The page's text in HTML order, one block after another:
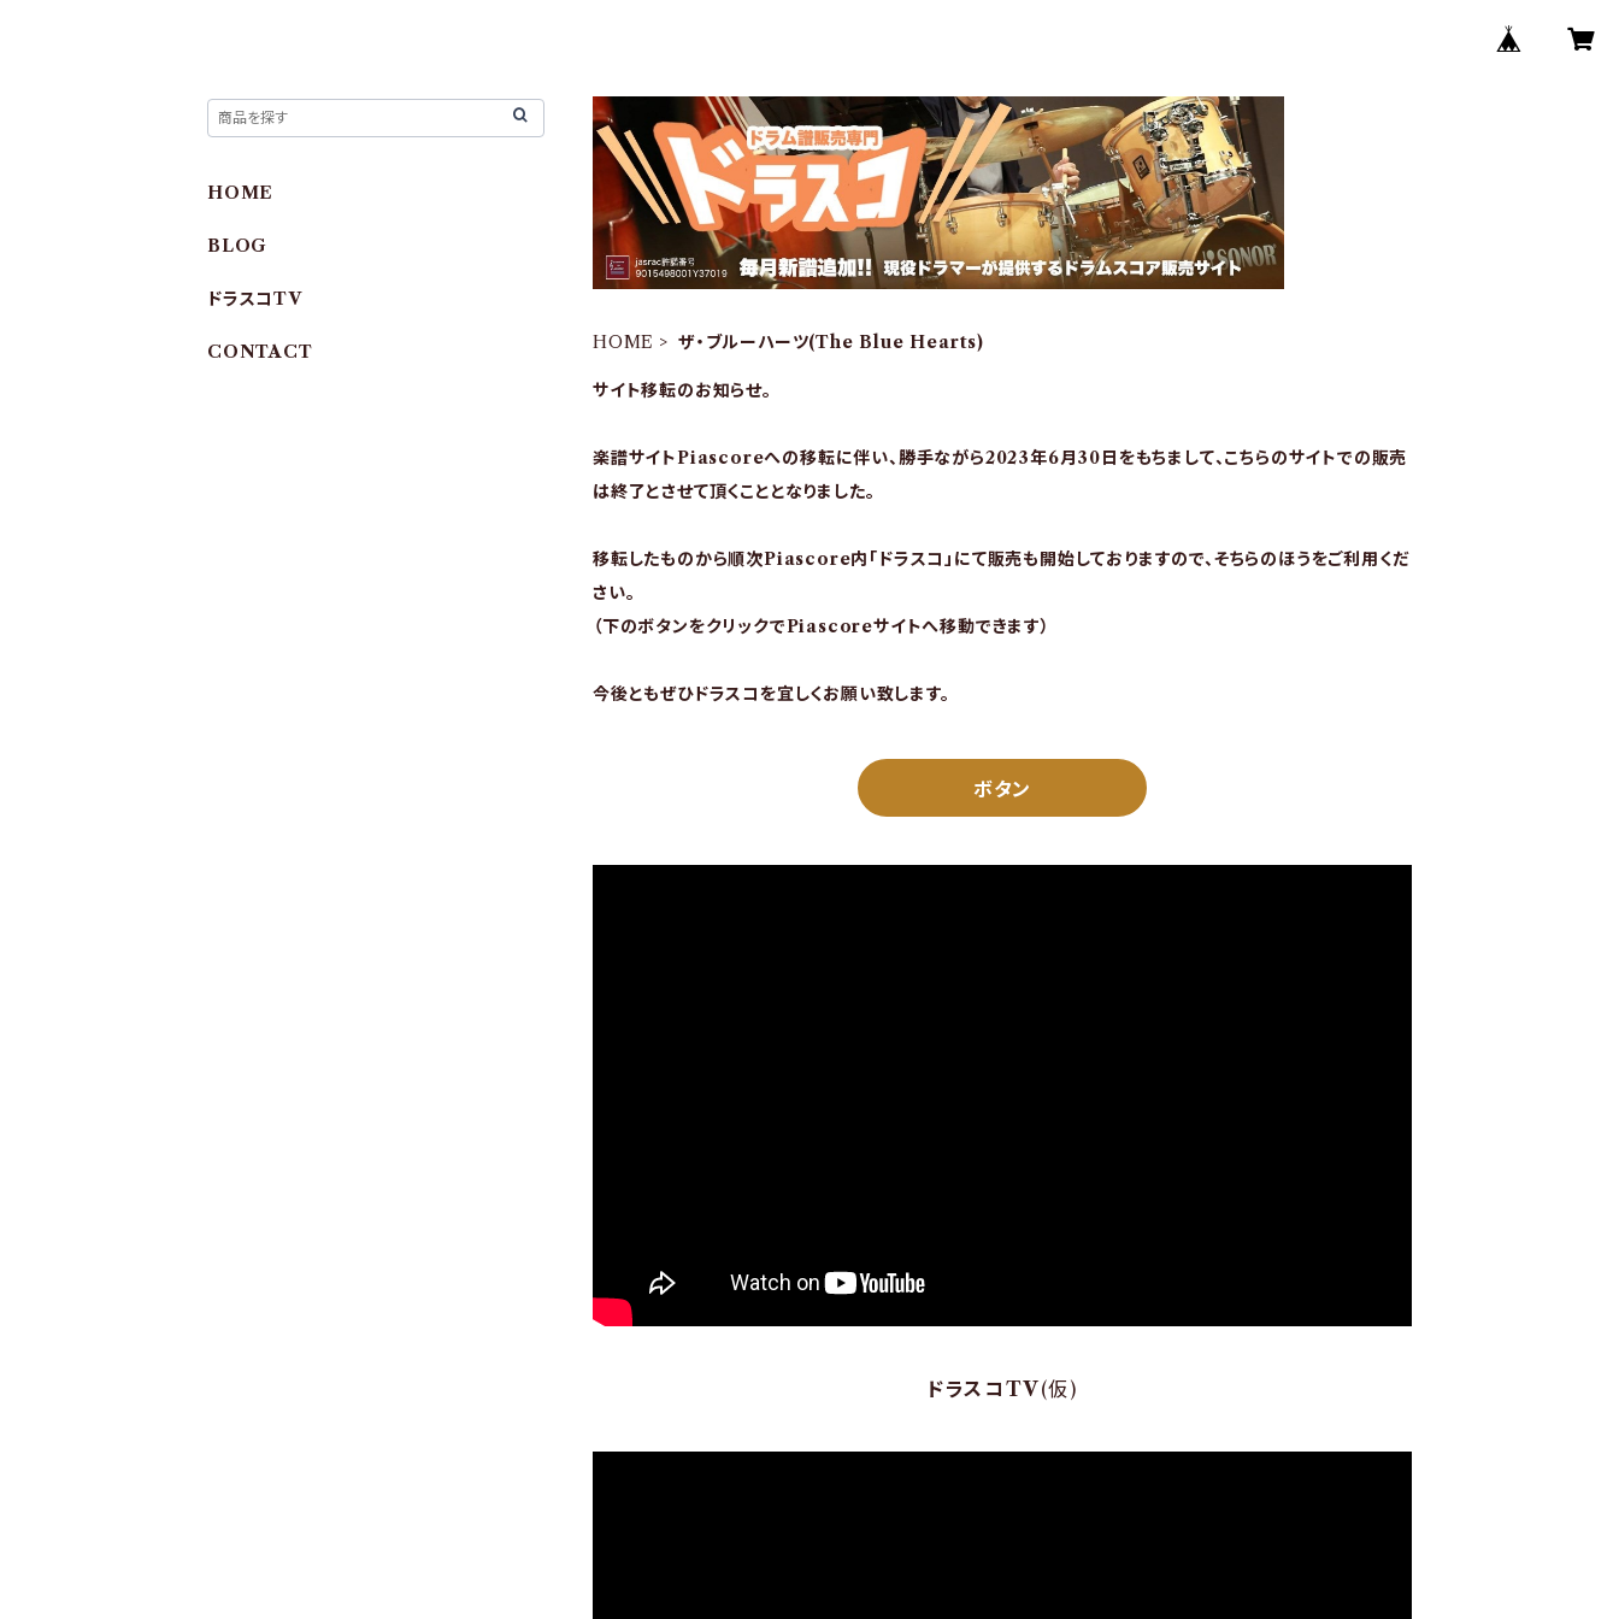
HOME ザ・ブルーハーツ(The Blue Hearts)
サイト移転のお知らせ。
楽譜サイトPiascoreへの移転に伴い、勝手ながら2023年6月30日をもちまして、こちらのサイトでの販売
は終了とさせて頂くこととなりました。
移転したものから順次Piascore内「ドラスコ」にて販売も開始しておりますので、そちらのほうをご利用くだ
さい。
（下のボタンをクリックでPiascoreサイトへ移動できます）
今後ともぜひドラスコを宜しくお願い致します。
ボタン
ドラスコTV(仮)
HOME
BLOG
ドラスコTV
CONTACT